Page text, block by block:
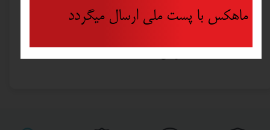
ماهکس با پست ملی ارسال میگردد